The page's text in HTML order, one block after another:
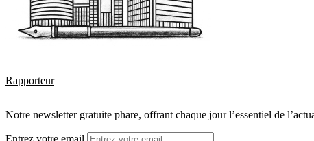
Rapporteur
Notre newsletter gratuite phare, offrant chaque jour l’essentiel de